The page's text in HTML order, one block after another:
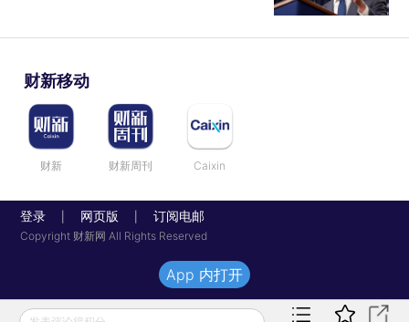
财新移动
财新 财新周刊 Caixin
登录 网页版 订阅电邮
Copyright 财新网 All Rights Reserved
App 内打开